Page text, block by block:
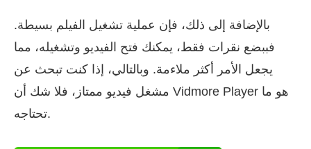
بالإضافة إلى ذلك، فإن عملية تشغيل الفيلم بسيطة.
فببضع نقرات فقط، يمكنك فتح الفيديو وتشغيله، مما
يجعل الأمر أكثر ملاءمة. وبالتالي، إذا كنت تبحث عن
مشغل فيديو ممتاز، فلا شك أن Vidmore Player هو ما
تحتاجه.